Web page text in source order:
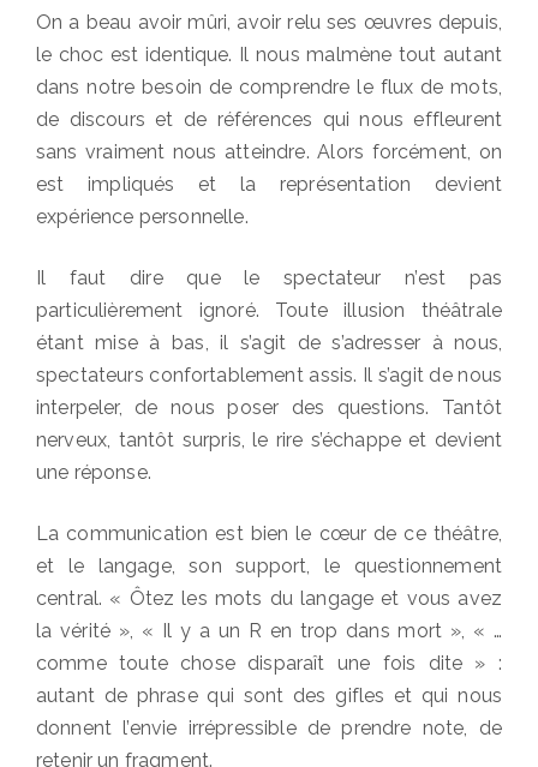
On a beau avoir mûri, avoir relu ses œuvres depuis,
le choc est identique. Il nous malmène tout autant
dans notre besoin de comprendre le flux de mots,
de discours et de références qui nous effleurent
sans vraiment nous atteindre. Alors forcément, on
est impliqués et la représentation devient
expérience personnelle.
Il faut dire que le spectateur n’est pas
particulièrement ignoré. Toute illusion théâtrale
étant mise à bas, il s’agit de s’adresser à nous,
spectateurs confortablement assis. Il s’agit de nous
interpeler, de nous poser des questions. Tantôt
nerveux, tantôt surpris, le rire s’échappe et devient
une réponse.
La communication est bien le cœur de ce théâtre,
et le langage, son support, le questionnement
central. « Ôtez les mots du langage et vous avez
la vérité », « Il y a un R en trop dans mort », « …
comme toute chose disparaît une fois dite » :
autant de phrase qui sont des gifles et qui nous
donnent l’envie irrépressible de prendre note, de
retenir un fragment.